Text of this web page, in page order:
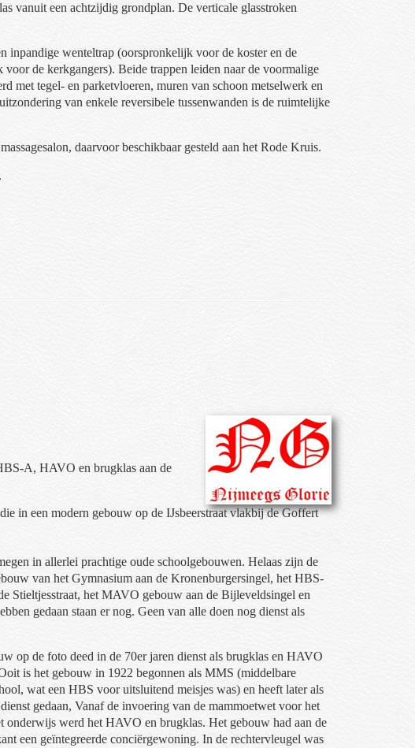
vanuit een achtzijdig grondplan. De verticale glasstroken
inpandige wenteltrap (oorspronkelijk voor de koster en de
de kerkgangers). Beide trappen leiden naar de voormalige
met tegel- en parketvloeren, muren van schoon metselwerk en
van enkele reversibele tussenwanden is de ruimtelijke
daarvoor beschikbaar gesteld aan het Rode Kruis.
A, HAVO en brugklas aan de
in een modern gebouw op de IJsbeerstraat vlakbij de Goffert
in allerlei prachtige oude schoolgebouwen. Helaas zijn de
van het Gymnasium aan de Kronenburgersingel, het HBS-
Stieltjesstraat, het MAVO gebouw aan de Bijleveldsingel en
gedaan staan er nog. Geen van alle doen nog dienst als
op de foto deed in de 70er jaren dienst als brugklas en HAVO
is het gebouw in 1922 begonnen als MMS (middelbare
wat een HBS voor uitsluitend meisjes was) en heeft later als
gedaan, Vanaf de invoering van de mammoetwet voor het
onderwijs werd het HAVO en brugklas. Het gebouw had aan de
een geïntegreerde conciërgewoning. In de rechtervleugel was